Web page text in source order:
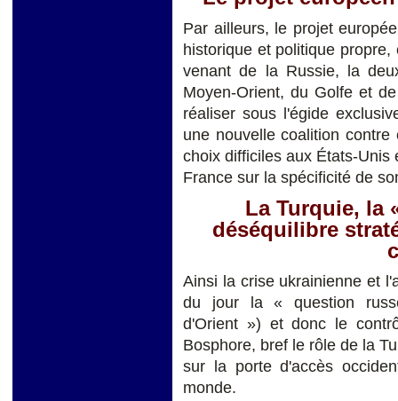
Par ailleurs, le projet
historique et politique
venant de la Russie, la
Moyen-Orient, du Golfe et
réaliser sous l'égide
une nouvelle coalition
choix difficiles aux États-Unis
France sur la spécificité de
La Turquie, la
déséquilibre
Ainsi la crise ukrainienne et
du jour la « question
d'Orient ») et donc le
Bosphore, bref le rôle de la
sur la porte d'accès
monde.